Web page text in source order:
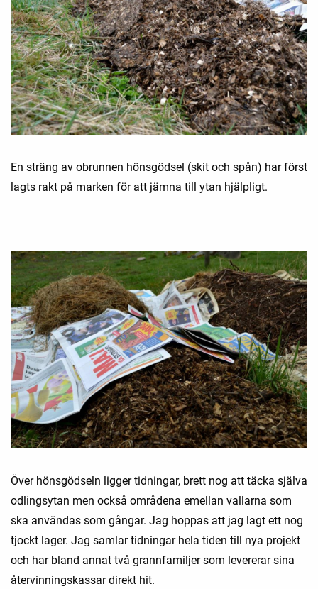
En sträng av obrunnen hönsgödsel (skit och spån) har först
lagts rakt på marken för att jämna till ytan hjälpligt.
Över hönsgödseln ligger tidningar, brett nog att täcka själva
odlingsytan men också områdena emellan vallarna som
ska användas som gångar. Jag hoppas att jag lagt ett nog
tjockt lager. Jag samlar tidningar hela tiden till nya projekt
och har bland annat två grannfamiljer som levererar sina
återvinningskassar direkt hit.